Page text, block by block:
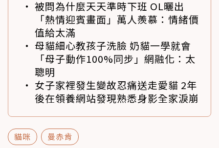
被問為什麼天天準時下班 OL曬出
「熱情迎賓畫面」萬人羨慕：情緒價
值給太滿
母貓細心教孩子洗臉 奶貓一學就會
「母子動作100%同步」網融化：太
聰明
女子家裡發生變故忍痛送走愛貓 2年
後在領養網站發現熟悉身影全家淚崩
貓咪 曼赤肯